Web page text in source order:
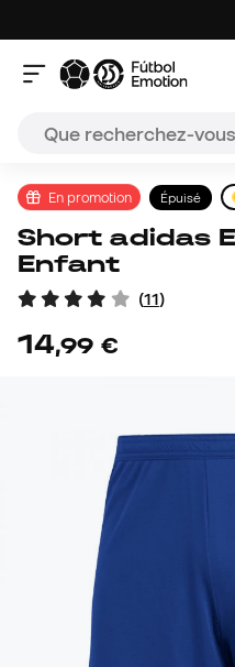
En promotion Épuisé
Short adidas Entrada 22
Enfant
(11)
14,99 €